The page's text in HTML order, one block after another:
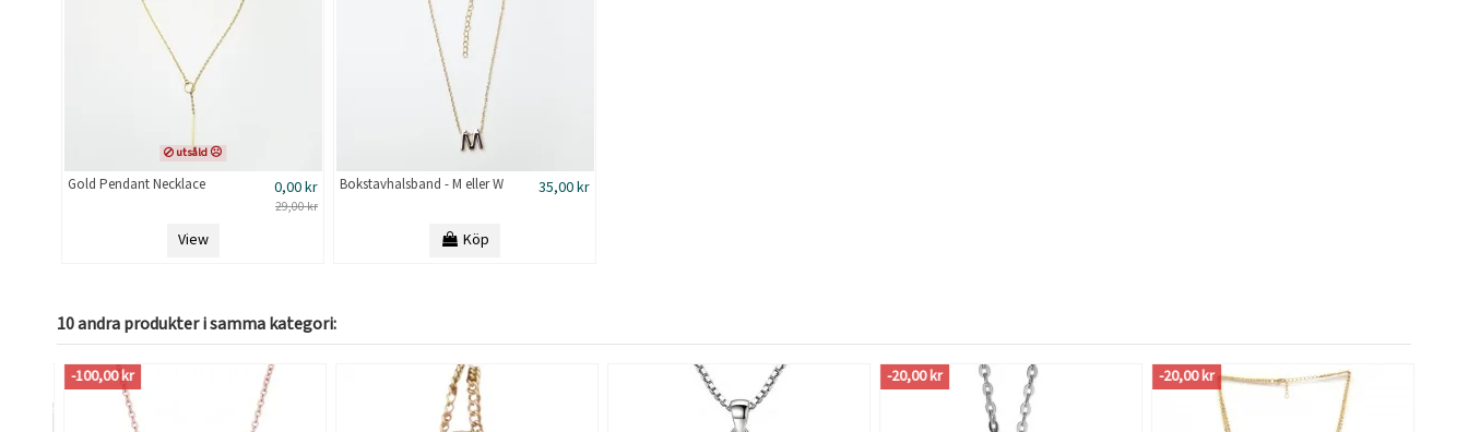
utsåld ☹
Gold Pendant Necklace 0,00 kr
29,00 kr
View
Bokstavhalsband - M eller W 35,00 kr
Köp
10 andra produkter i samma kategori:
-100,00 kr -20,00 kr -20,00 kr